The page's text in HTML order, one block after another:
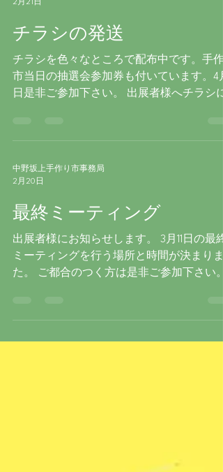
れさせて頂きます。 宜しくお願い致しま
2月21日
チラシの発送
チラシを色々なところで配布中です。手作
市当日の抽選会参加券も付いています。4月
日是非ご参加下さい。 出展者様へチラシに
送いたしました。もうしばらくお待ち下さ
中野坂上手作り市事務局
2月20日
最終ミーティング
出展者様にお知らせします。 3月11日の最終
ミーティングを行う場所と時間が決まりま
た。 ご都合のつく方は是非ご参加下さい。
い致します。